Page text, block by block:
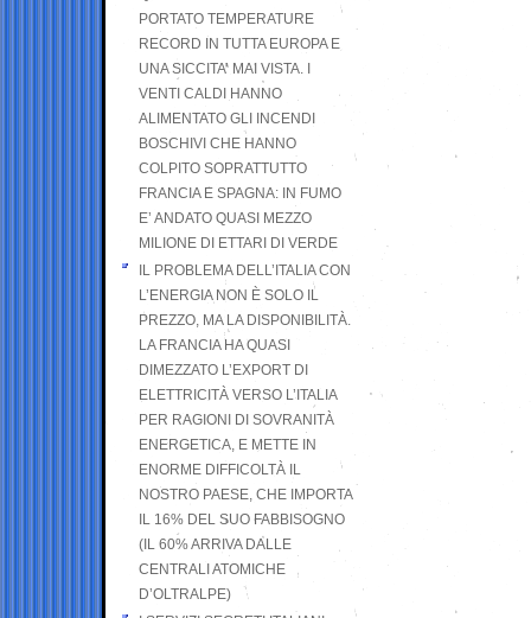
PORTATO TEMPERATURE
RECORD IN TUTTA EUROPA E
UNA SICCITA’ MAI VISTA. I
VENTI CALDI HANNO
ALIMENTATO GLI INCENDI
BOSCHIVI CHE HANNO
COLPITO SOPRATTUTTO
FRANCIA E SPAGNA: IN FUMO
E’ ANDATO QUASI MEZZO
MILIONE DI ETTARI DI VERDE
IL PROBLEMA DELL’ITALIA CON
L’ENERGIA NON È SOLO IL
PREZZO, MA LA DISPONIBILITÀ.
LA FRANCIA HA QUASI
DIMEZZATO L’EXPORT DI
ELETTRICITÀ VERSO L’ITALIA
PER RAGIONI DI SOVRANITÀ
ENERGETICA, E METTE IN
ENORME DIFFICOLTÀ IL
NOSTRO PAESE, CHE IMPORTA
IL 16% DEL SUO FABBISOGNO
(IL 60% ARRIVA DALLE
CENTRALI ATOMICHE
D’OLTRALPE)